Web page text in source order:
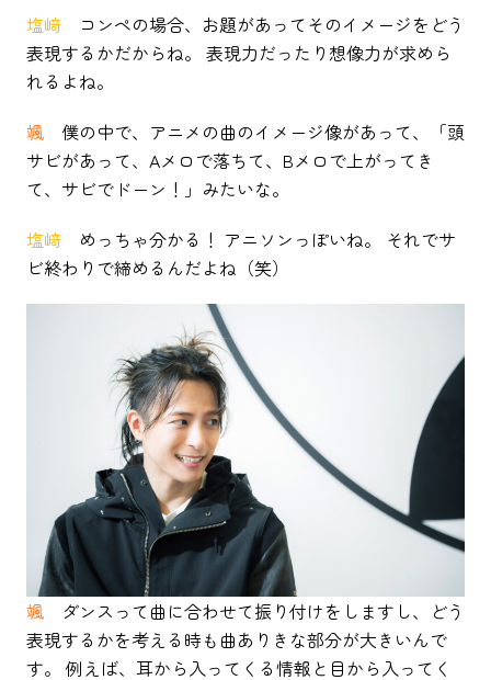
塩﨑 コンペの場合、お題があってそのイメージをどう
表現するかだからね。 表現力だったり想像力が求めら
れるよね。
颯 僕の中で、アニメの曲のイメージ像があって、「頭
サビがあって、Aメロで落ちて、Bメロで上がってき
て、サビでドーン！」みたいな。
塩﨑 めっちゃ分かる！ アニソンっぽいね。 それでサ
ビ終わりで締めるんだよね（笑）
颯 ダンスって曲に合わせて振り付けをしますし、どう
表現するかを考える時も曲ありきな部分が大きいんで
す。 例えば、耳から入ってくる情報と目から入ってく